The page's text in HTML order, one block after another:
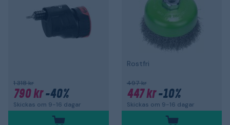
1 318 kr
790 kr-40%
Skickas om 9-16 dagar
Rostfri
497 kr
447 kr-10%
Skickas om 9-16 dagar